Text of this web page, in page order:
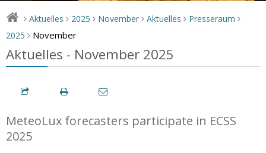
> Aktuelles > 2025 > November > Aktuelles > Presseraum >
2025 > November
Aktuelles - November 2025
MeteoLux forecasters participate in ECSS
2025